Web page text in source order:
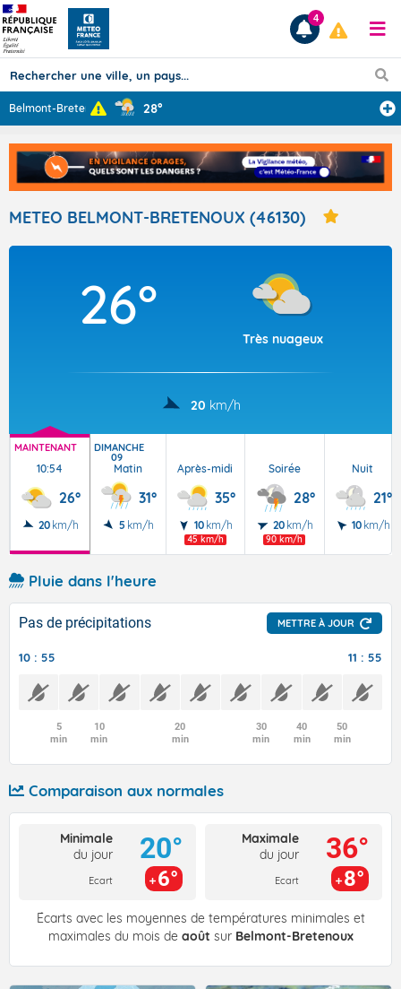
Prévisions
TOUS LES RÉSULTATS
Articles
4
Belmont-Breteno... 28°
METEO BELMONT-BRETENOUX (46130)
26°
Très nuageux
20 km/h
MAINTENANT
10:54
26°
20 km/h
DIMANCHE
09
Matin
31°
5 km/h
Après-midi
35°
10 km/h
45 km/h
Soirée
28°
20 km/h
90 km/h
Nuit
21°
10 km/h
Pluie dans l'heure
Pas de précipitations METTRE À JOUR
10 : 55 11 : 55
5
min
10
min
20
min
30
min
40
min
50
min
Comparaison aux normales
Minimale
du jour
Ecart
20°
6°
Maximale
du jour
Ecart
36°
8°
Écarts avec les moyennes de températures minimales et
maximales du mois de août sur Belmont-Bretenoux